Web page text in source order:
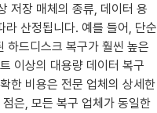
저장 매체의 종류, 데이터 용
라 산정됩니다. 예를 들어, 단순
하드디스크 복구가 훨씬 높은
이상의 대용량 데이터 복구
한 비용은 전문 업체의 상세한
은, 모든 복구 업체가 동일한